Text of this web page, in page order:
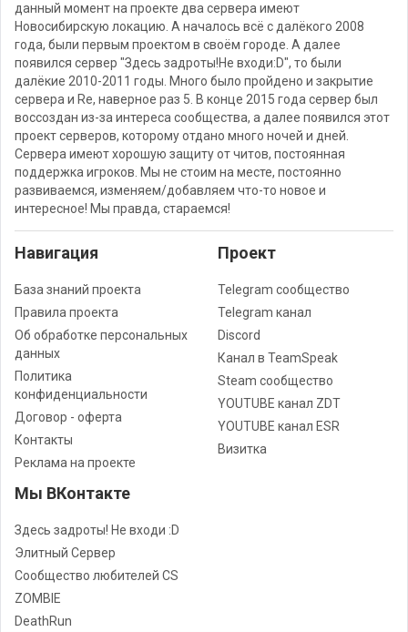
данный момент на проекте два сервера имеют
Новосибирскую локацию. А началось всё с далёкого 2008
года, были первым проектом в своём городе. А далее
появился сервер "Здесь задроты!Не входи:D", то были
далёкие 2010-2011 годы. Много было пройдено и закрытие
сервера и Re, наверное раз 5. В конце 2015 года сервер был
воссоздан из-за интереса сообщества, а далее появился этот
проект серверов, которому отдано много ночей и дней.
Сервера имеют хорошую защиту от читов, постоянная
поддержка игроков. Мы не стоим на месте, постоянно
развиваемся, изменяем/добавляем что-то новое и
интересное! Мы правда, стараемся!
Навигация
База знаний проекта
Правила проекта
Об обработке персональных
данных
Политика
конфиденциальности
Договор - оферта
Контакты
Реклама на проекте
Проект
Telegram сообщество
Telegram канал
Discord
Канал в TeamSpeak
Steam сообщество
YOUTUBE канал ZDT
YOUTUBE канал ESR
Визитка
Мы ВКонтакте
Здесь задроты! Не входи :D
Элитный Сервер
Сообщество любителей CS
ZOMBIE
DeathRun